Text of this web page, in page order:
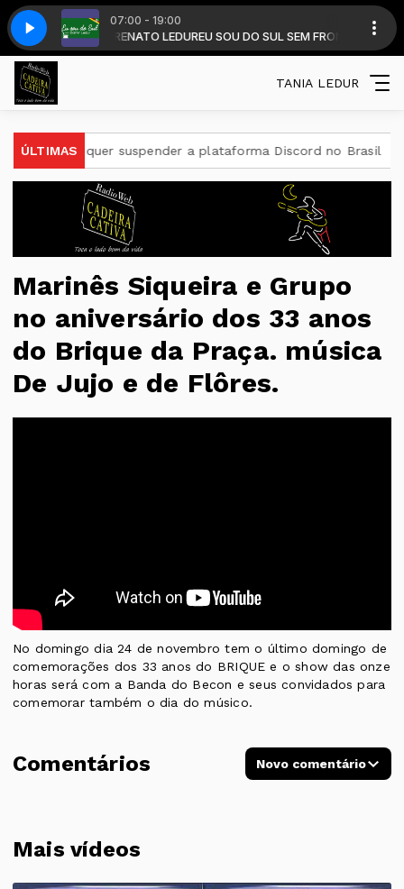
07:00 - 19:00
DALMIR RENATO LEDUREU SOU DO SUL SEM FRONTEIRA com DALMIR
A FRONTEIRA - INST 2026KARAI E ESTEVAO GUEDES - DAS MISSOES
TANIA LEDUR
ÚLTIMAS
quer suspender a plataforma Discord no Brasil
Marinês Siqueira e Grupo
no aniversário dos 33 anos
do Brique da Praça. música
De Jujo e de Flôres.
Mais vídeos
No domingo dia 24 de novembro tem o último domingo de
comemorações dos 33 anos do BRIQUE e o show das onze
horas será com a Banda do Becon e seus convidados para
comemorar também o dia do músico.
Comentários Novo comentário